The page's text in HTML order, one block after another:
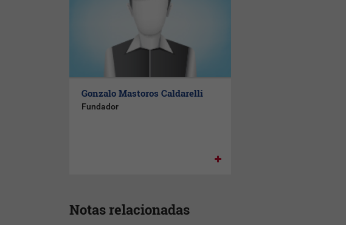
Gonzalo Mastoros Caldarelli
Fundador
Notas relacionadas